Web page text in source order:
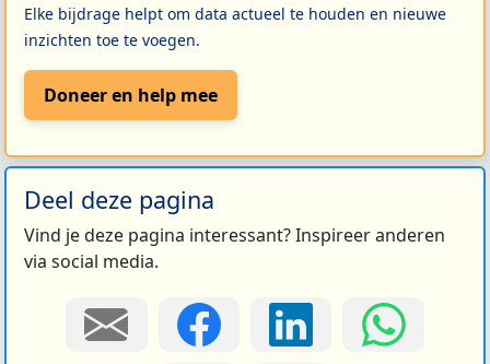
Elke bijdrage helpt om data actueel te houden en nieuwe
inzichten toe te voegen.
Doneer en help mee
Deel deze pagina
Vind je deze pagina interessant? Inspireer anderen
via social media.